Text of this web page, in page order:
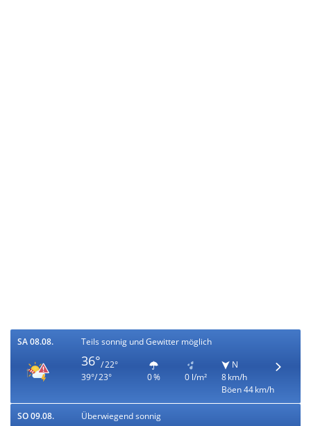
SA 08.08. Teils sonnig und Gewitter möglich
36°/ 22°
39°/ 23°
0 % 0 l/m²
N
8 km/h
Böen 44 km/h
SO 09.08. Überwiegend sonnig